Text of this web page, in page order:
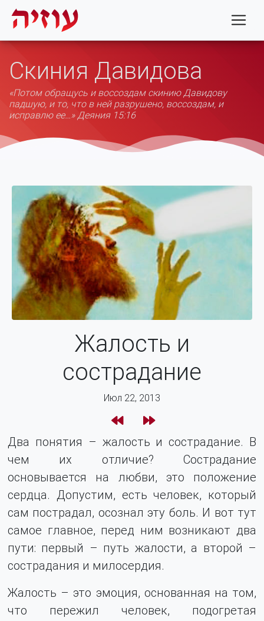
Скиния Давидова
«Потом обращусь и воссоздам скинию Давидову
падшую, и то, что в ней разрушено, воссоздам, и
исправлю ее…» Деяния 15:16
Жалость и
сострадание
Июл 22, 2013
Два понятия – жалость и сострадание. В
чем их отличие? Сострадание
основывается на любви, это положение
сердца. Допустим, есть человек, который
сам пострадал, осознал эту боль. И вот тут
самое главное, перед ним возникают два
пути: первый – путь жалости, а второй –
сострадания и милосердия.
Жалость – это эмоция, основанная на том,
что пережил человек, подогретая